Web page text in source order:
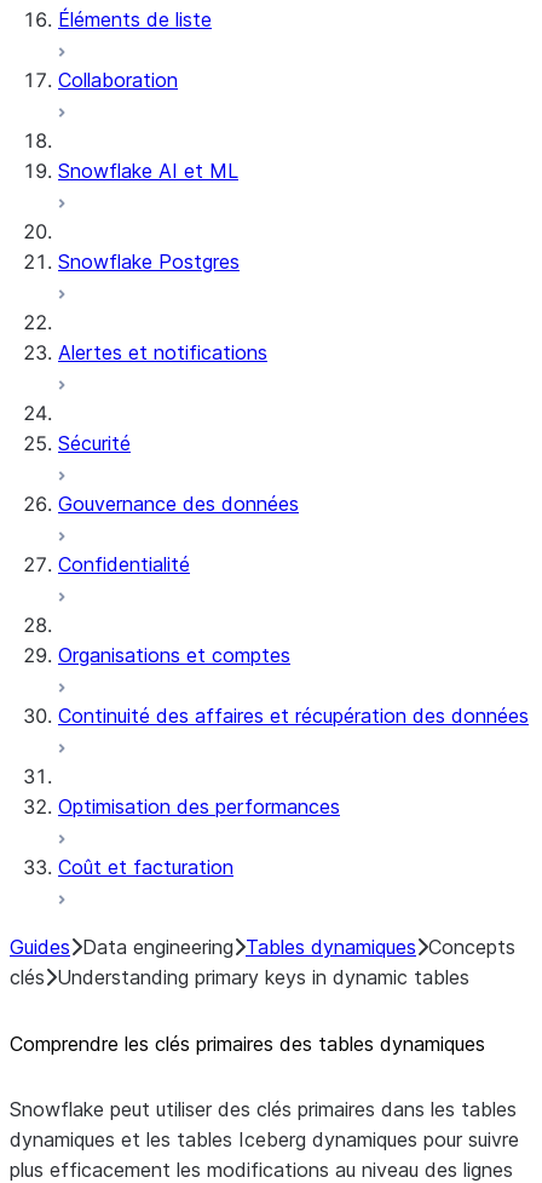
Éléments de liste
Collaboration
Snowflake AI et ML
Snowflake Postgres
Alertes et notifications
Sécurité
Gouvernance des données
Confidentialité
Organisations et comptes
Continuité des affaires et récupération des données
Optimisation des performances
Coût et facturation
Guides Data engineering Tables dynamiques Concepts
clés Understanding primary keys in dynamic tables
Comprendre les clés primaires des tables dynamiques
Snowflake peut utiliser des clés primaires dans les tables
dynamiques et les tables Iceberg dynamiques pour suivre
plus efficacement les modifications au niveau des lignes